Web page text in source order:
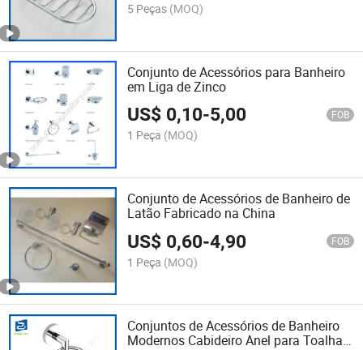
5 Peças (MOQ)
Conjunto de Acessórios para Banheiro
em Liga de Zinco
US$ 0,10-5,00 FOB
1 Peça (MOQ)
Conjunto de Acessórios de Banheiro de
Latão Fabricado na China
US$ 0,60-4,90 FOB
1 Peça (MOQ)
Conjuntos de Acessórios de Banheiro
Modernos Cabideiro Anel para Toalha